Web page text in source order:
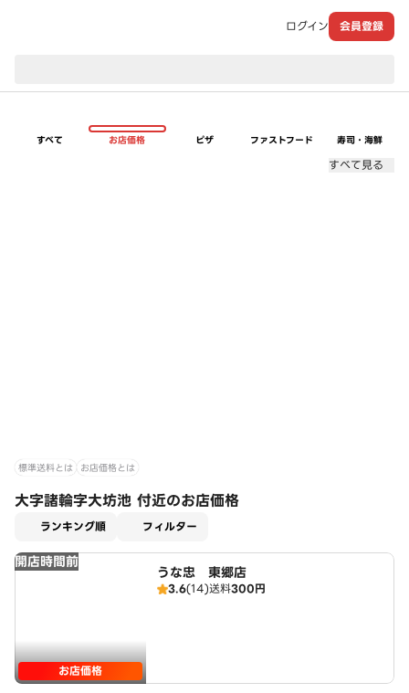
ログイン 会員登録
すべて お店価格 ピザ ファストフード 寿司・海鮮
すべて見る
標準送料とは お店価格とは
大字諸輪字大坊池 付近のお店価格
ランキング順 フィルター
開店時間前
お店価格
うな忠 東郷店
3.6(14)送料300円